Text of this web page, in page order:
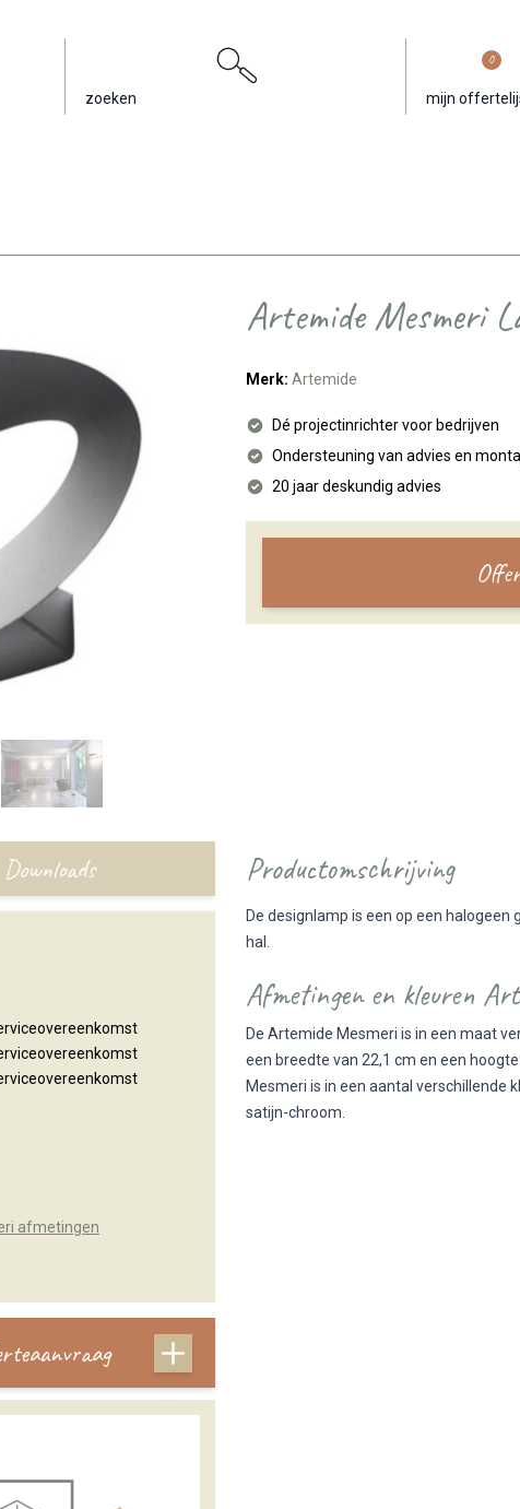
zoeken mijn
0
Artemide Mesmeri
Merk: Artemide
Dé projectinrichter voor bedrijven
Ondersteuning van advies en
20 jaar deskundig advies
Downloads
afmetingen
Productomschrijving
De designlamp is een op een
hal.
Afmetingen en kleuren
De Artemide Mesmeri is in een maat
een breedte van 22,1 cm en een
Mesmeri is in een aantal verschillende
satijn-chroom.